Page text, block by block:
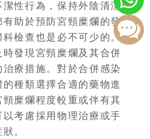
性行為，保持外陰清潔
助於預防宮頸糜爛的發
檢查也是必不可少的。
發現宮頸糜爛及其合併
療措施。對於合併感染
種類選擇合適的藥物進
糜爛程度較重或伴有其
考慮採用物理治療或手
。